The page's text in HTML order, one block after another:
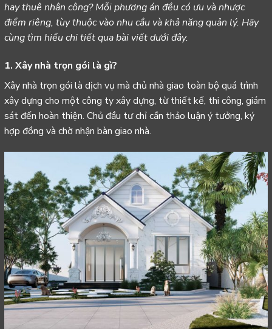
hay thuê nhân công? Mỗi phương án đều có ưu và nhược
điểm riêng, tùy thuộc vào nhu cầu và khả năng quản lý. Hãy
cùng tìm hiểu chi tiết qua bài viết dưới đây.
1. Xây nhà trọn gói là gì?
Xây nhà trọn gói là dịch vụ mà chủ nhà giao toàn bộ quá trình
xây dựng cho một công ty xây dựng, từ thiết kế, thi công, giám
sát đến hoàn thiện. Chủ đầu tư chỉ cần thảo luận ý tưởng, ký
hợp đồng và chờ nhận bàn giao nhà.